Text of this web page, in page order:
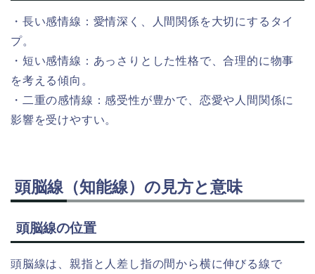
・長い感情線：愛情深く、人間関係を大切にするタイ
プ。
・短い感情線：あっさりとした性格で、合理的に物事
を考える傾向。
・二重の感情線：感受性が豊かで、恋愛や人間関係に
影響を受けやすい。
頭脳線（知能線）の見方と意味
頭脳線の位置
頭脳線は、親指と人差し指の間から横に伸びる線で